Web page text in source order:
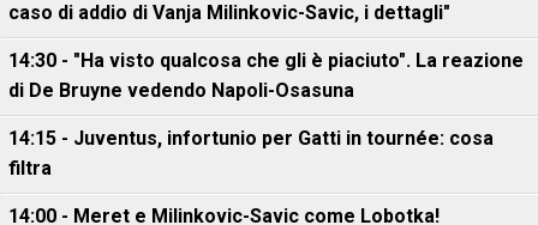
caso di addio di Vanja Milinkovic-Savic, i dettagli"
14:30 - "Ha visto qualcosa che gli è piaciuto". La reazione
di De Bruyne vedendo Napoli-Osasuna
14:15 - Juventus, infortunio per Gatti in tournée: cosa
filtra
14:00 - Meret e Milinkovic-Savic come Lobotka!